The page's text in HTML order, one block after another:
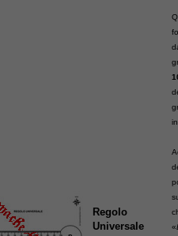
Regolo
Universale
«